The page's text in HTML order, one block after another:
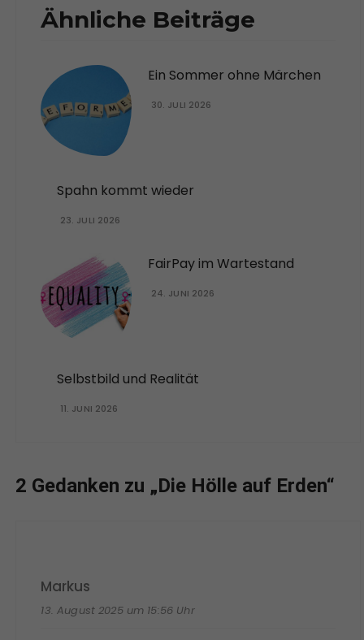
Ähnliche Beiträge
Ein Sommer ohne Märchen
30. JULI 2026
Spahn kommt wieder
23. JULI 2026
FairPay im Wartestand
24. JUNI 2026
Selbstbild und Realität
11. JUNI 2026
2 Gedanken zu „Die Hölle auf Erden“
Markus
13. August 2025 um 15:56 Uhr